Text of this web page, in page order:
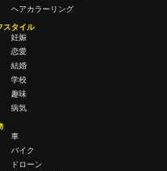
ヘアカラーリング
スタイル
妊娠
恋愛
結婚
学校
趣味
病気
車
バイク
ドローン